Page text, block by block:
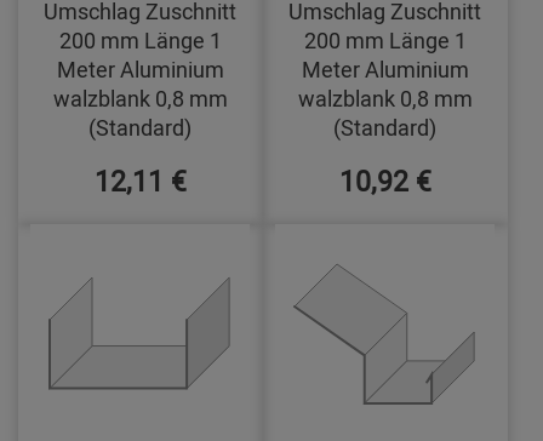
Umschlag Zuschnitt
200 mm Länge 1
Meter Aluminium
walzblank 0,8 mm
(Standard)
12,11 €
Umschlag Zuschnitt
200 mm Länge 1
Meter Aluminium
walzblank 0,8 mm
(Standard)
10,92 €